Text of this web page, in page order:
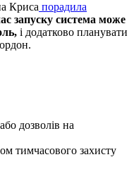
Криса порадила
запуску система може
і додатково планувати
дозволів на
тимчасового захисту